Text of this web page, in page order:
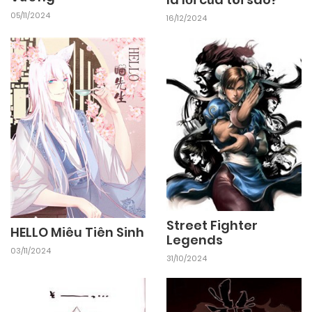
Chapter 149
Chapter 148 24/09/2024
Chapter 147 24/09/2024
Chapter 146 24/09/2024
Chapter 145 24/09/2024
05/11/2024 16/12/2024
HELLO Miêu Tiên Sinh
03/11/2024
Street Fighter
Legends
31/10/2024